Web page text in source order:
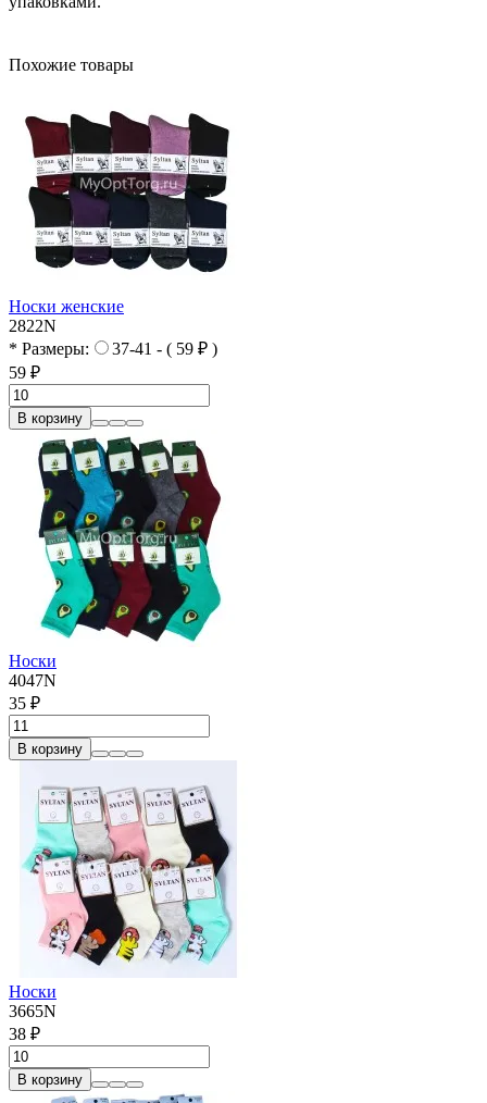
Похожие товары
Носки женские
2822N
* Размеры:
37-41 - ( 59 ₽ )
59 ₽
В корзину
Носки
4047N
35 ₽
В корзину
Носки
3665N
38 ₽
В корзину